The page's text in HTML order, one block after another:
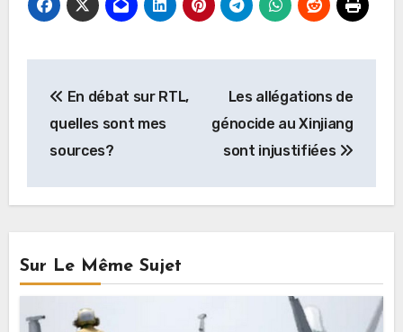
de
l’article
En débat sur RTL,
quelles sont mes
sources?
Les allégations de
génocide au Xinjiang
sont injustifiées
Sur Le Même Sujet